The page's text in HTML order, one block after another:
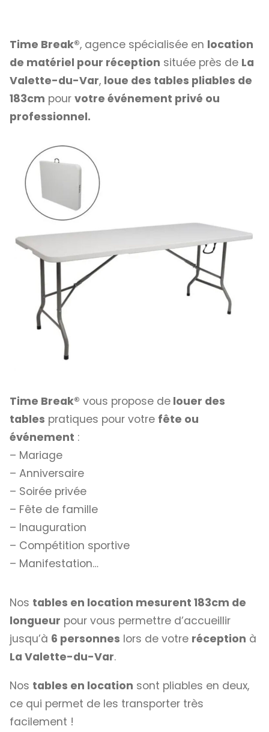
Time Break®, agence spécialisée en location
de matériel pour réception située près de La
Valette-du-Var, loue des tables pliables de
183cm pour votre événement privé ou
professionnel.
Time Break® vous propose de louer des
tables pratiques pour votre fête ou
événement :
– Mariage
– Anniversaire
– Soirée privée
– Fête de famille
– Inauguration
– Compétition sportive
– Manifestation…
Nos tables en location mesurent 183cm de
longueur pour vous permettre d’accueillir
jusqu’à 6 personnes lors de votre réception à
La Valette-du-Var.
Nos tables en location sont pliables en deux,
ce qui permet de les transporter très
facilement !